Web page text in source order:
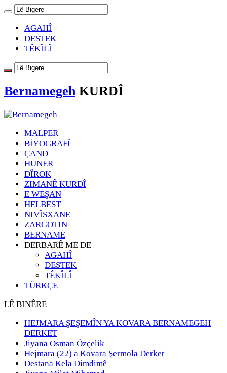
AGAHÎ
DESTEK
TÊKÎLÎ
Bernamegeh KURDÎ
MALPER
BİYOGRAFÎ
ÇAND
HUNER
DÎROK
ZIMANÊ KURDÎ
E WEŞAN
HELBEST
NIVÎSXANE
ZARGOTIN
BERNAME
DERBARÊ ME DE
AGAHÎ
DESTEK
TÊKÎLÎ
TÜRKÇE
LÊ BINÊRE
HEJMARA ŞEŞEMÎN YA KOVARA BERNAMEGEH
DERKET
Jiyana Osman Özçelik
Hejmara (22) a Kovara Şermola Derket
Destana Kela Dimdimê